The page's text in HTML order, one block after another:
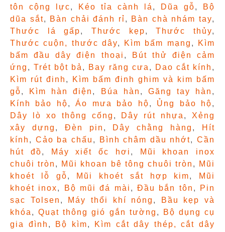
tôn cộng lực, Kéo tỉa cành lá , Dũa gỗ,
Bộ
dũa sắt, Bàn chải đánh rỉ, Bàn chà nhám tay,
Thước lá gấp,Thước kẹp,Thước thủy,
Thước cuộn, thước dây, Kìm bấm mạng ,
Kìm
bấm đầu dây điện thoại ,
Bút thử điện cảm
ứng ,Trét bột bả , Bay răng cưa , Dao cắt kính ,
Kìm rút đinh ,
Kìm bấm đinh ghim và kim bấm
gỗ, Kìm hàn điện , Búa hàn , Găng tay hàn ,
Kính bảo hộ,Áo mưa bảo hộ, Ủng bảo hộ,
Dây lò xo thông cống , Dây rút nhựa , Xẻng
xây dựng , Đèn pin , Dây chằng hàng ,
Hít
kính , Cảo ba chấu , Bình châm dầu nhớt, Cần
hút đồ, Máy xiết ốc hơi ,
Mũi khoan inox
chuôi tròn , Mũi khoan bê tông chuôi tròn ,
Mũi
khoét lỗ gỗ, Mũi khoét sắt hợp kim,
Mũi
khoét inox, Bộ mũi đá mài ,Đầu bắn tôn ,
Pin
sạc Tolsen , Máy thổi khí nóng ,
Bầu kẹp và
khóa ,Quạt thông gió gắn tường ,
Bộ dụng cụ
gia đình , Bộ kìm,
Kìm cắt dây thép, cắt dây